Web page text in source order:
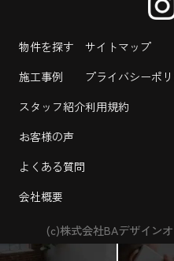
物件を探す
施工事例
スタッフ紹介
お客様の声
よくある質問
会社概要
サイトマップ
プライバシーポ
利用規約
(c)株式会社BAデザイン